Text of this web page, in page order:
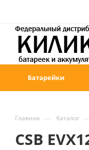
Батарейки
Главная — Каталог
CSB